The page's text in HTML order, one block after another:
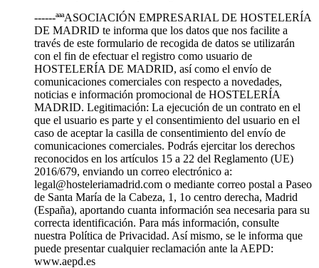
------ªªªASOCIACIÓN EMPRESARIAL DE HOSTELERÍA
DE MADRID te informa que los datos que nos facilite a
través de este formulario de recogida de datos se utilizarán
con el fin de efectuar el registro como usuario de
HOSTELERÍA DE MADRID, así como el envío de
comunicaciones comerciales con respecto a novedades,
noticias e información promocional de HOSTELERÍA
MADRID. Legitimación: La ejecución de un contrato en el
que el usuario es parte y el consentimiento del usuario en el
caso de aceptar la casilla de consentimiento del envío de
comunicaciones comerciales. Podrás ejercitar los derechos
reconocidos en los artículos 15 a 22 del Reglamento (UE)
2016/679, enviando un correo electrónico a:
legal@hosteleriamadrid.com o mediante correo postal a Paseo
de Santa María de la Cabeza, 1, 1o centro derecha, Madrid
(España), aportando cuanta información sea necesaria para su
correcta identificación. Para más información, consulte
nuestra Política de Privacidad. Así mismo, se le informa que
puede presentar cualquier reclamación ante la AEPD:
www.aepd.es